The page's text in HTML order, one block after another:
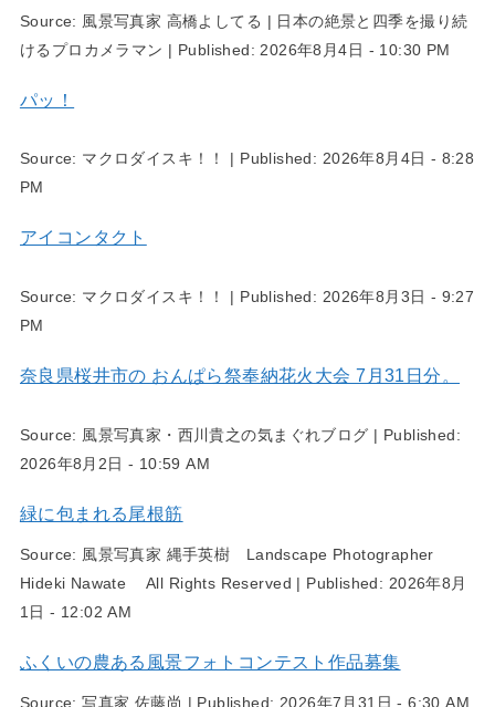
Source: 風景写真家 高橋よしてる | 日本の絶景と四季を撮り続
けるプロカメラマン | Published: 2026年8月4日 - 10:30 PM
パッ！
Source: マクロダイスキ！！ | Published: 2026年8月4日 - 8:28
PM
アイコンタクト
Source: マクロダイスキ！！ | Published: 2026年8月3日 - 9:27
PM
奈良県桜井市の おんぱら祭奉納花火大会 7月31日分。
Source: 風景写真家・西川貴之の気まぐれブログ | Published:
2026年8月2日 - 10:59 AM
緑に包まれる尾根筋
Source: 風景写真家 縄手英樹 Landscape Photographer
Hideki Nawate All Rights Reserved | Published: 2026年8月
1日 - 12:02 AM
ふくいの農ある風景フォトコンテスト作品募集
Source:写真家 佐藤尚 | Published: 2026年7月31日 - 6:30 AM